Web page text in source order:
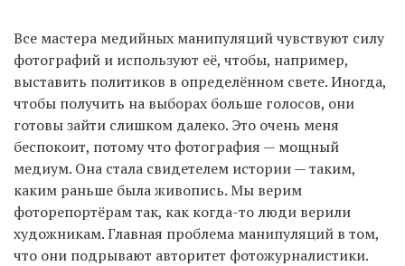
Все мастера медийных манипуляций чувствуют силу
фотографий и используют её, чтобы, например,
выставить политиков в определённом свете. Иногда,
чтобы получить на выборах больше голосов, они
готовы зайти слишком далеко. Это очень меня
беспокоит, потому что фотография — мощный
медиум. Она стала свидетелем истории — таким,
каким раньше была живопись. Мы верим
фоторепортёрам так, как когда-то люди верили
художникам. Главная проблема манипуляций в том,
что они подрывают авторитет фотожурналистики.